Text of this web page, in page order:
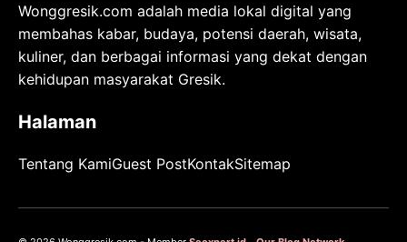
Wonggresik.com adalah media lokal digital yang
membahas kabar, budaya, potensi daerah, wisata,
kuliner, dan berbagai informasi yang dekat dengan
kehidupan masyarakat Gresik.
Halaman
Tentang KamiGuest PostKontakSitemap